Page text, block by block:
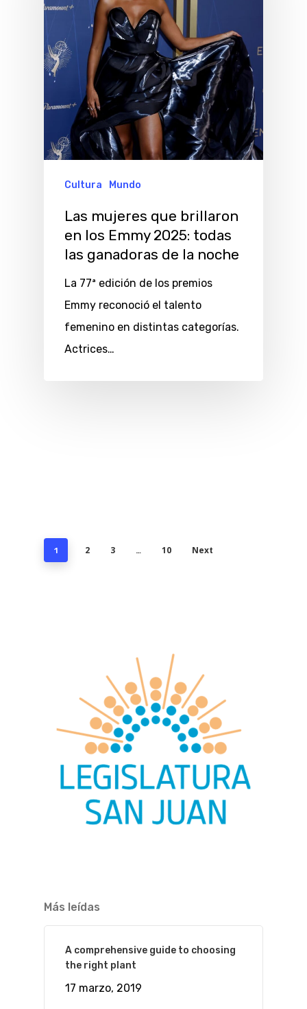
Cultura Mundo
Las mujeres que brillaron
en los Emmy 2025: todas
las ganadoras de la noche
La 77ª edición de los premios
Emmy reconoció el talento
femenino en distintas categorías.
Actrices…
1 2 3 … 10 Next
Más leídas
A comprehensive guide to choosing
the right plant
17 marzo, 2019